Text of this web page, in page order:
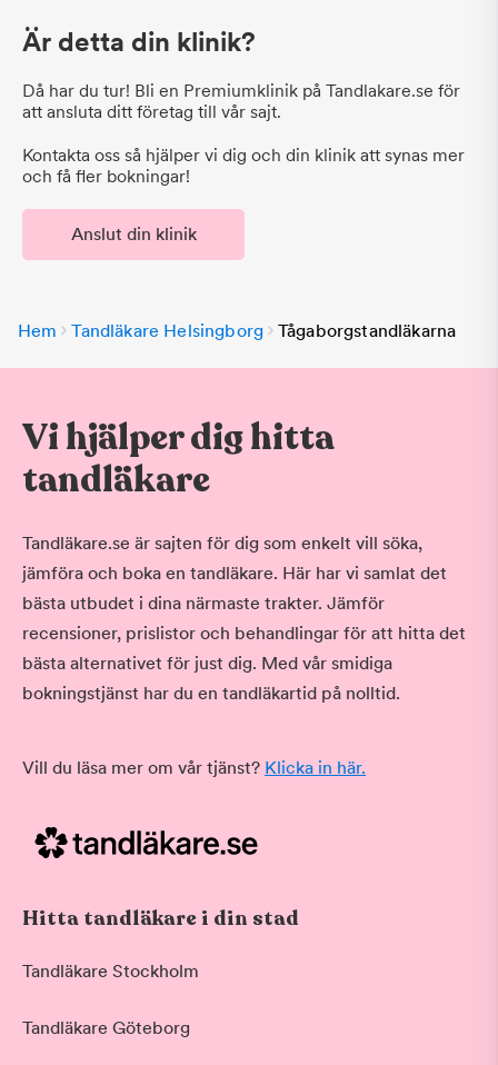
Är detta din klinik?
Då har du tur! Bli en Premiumklinik på Tandlakare.se för
att ansluta ditt företag till vår sajt.
Kontakta oss så hjälper vi dig och din klinik att synas mer
och få fler bokningar!
Anslut din klinik
Hem Tandläkare Helsingborg Tågaborgstandläkarna
Vi hjälper dig hitta
tandläkare
Tandläkare.se är sajten för dig som enkelt vill söka,
jämföra och boka en tandläkare. Här har vi samlat det
bästa utbudet i dina närmaste trakter. Jämför
recensioner, prislistor och behandlingar för att hitta det
bästa alternativet för just dig. Med vår smidiga
bokningstjänst har du en tandläkartid på nolltid.
Vill du läsa mer om vår tjänst? Klicka in här.
Hitta tandläkare i din stad
Tandläkare Stockholm
Tandläkare Göteborg